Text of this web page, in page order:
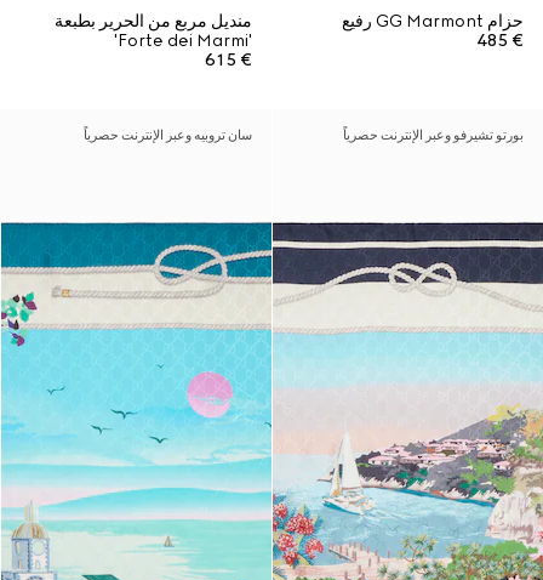
حزام GG Marmont رفيع
€ 485
منديل مربع من الحرير بطبعة
'Forte dei Marmi'
€ 615
بورتو تشيرفو وعبر الإنترنت حصرياً سان تروبيه وعبر الإنترنت حصرياً